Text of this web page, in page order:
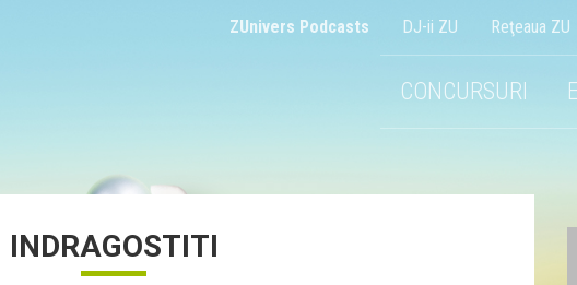
ZUnivers Podcasts DJ-ii ZU Reţeaua ZU
CONCURSURI
INDRAGOSTITI